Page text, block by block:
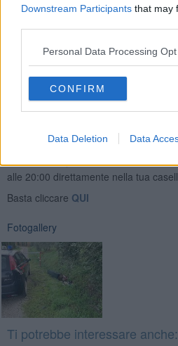
Downstream Participants that may
Personal Data Processing
CONFIRM
Data Deletion Data
Le armi e il materiale recuperato,
state riconsegnate al legittimo
Se vuoi leggere le notizie principali
Newsletter QUInews -
alle 20:00 direttamente nella tua
Basta cliccare QUI
Fotogallery
Ti potrebbe interessare anche: